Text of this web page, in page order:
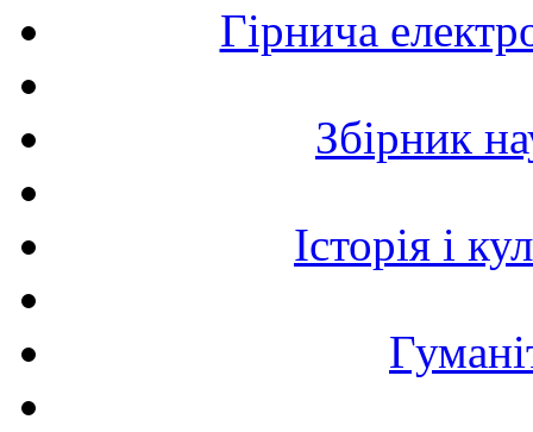
Гірнича
Збірник
Історія і